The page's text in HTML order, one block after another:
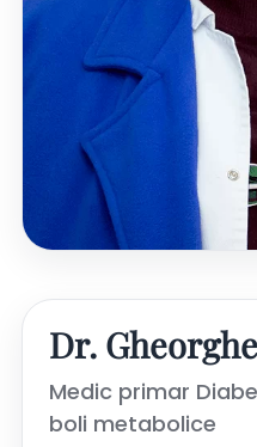
Dr.
Medic primar
boli metabolice